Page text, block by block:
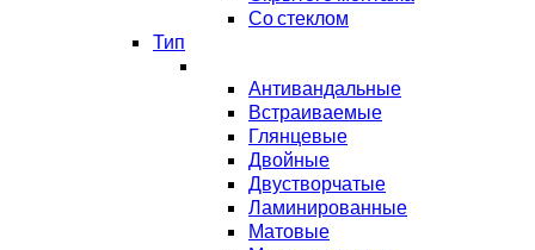
Со стеклом
Тип
Антивандальные
Встраиваемые
Глянцевые
Двойные
Двустворчатые
Ламинированные
Матовые